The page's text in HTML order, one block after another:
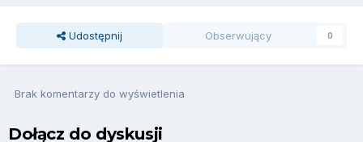
Udostępnij Obserwujący 0
Brak komentarzy do wyświetlenia
Dołącz do dyskusji